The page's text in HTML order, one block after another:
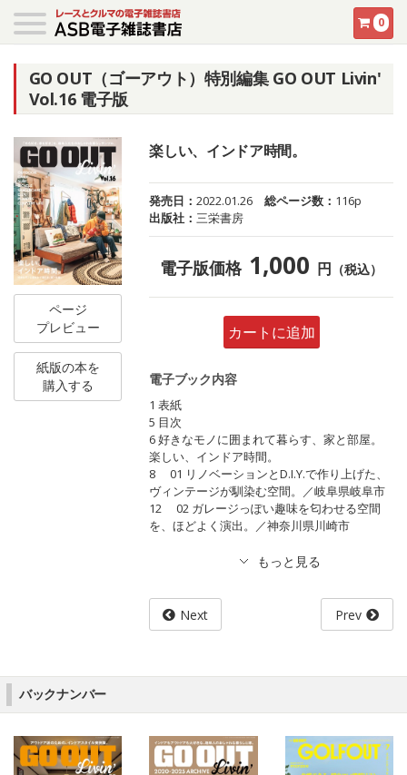
0
GO OUT（ゴーアウト）特別編集 GO OUT Livin'
Vol.16 電子版
ページ
プレビュー
紙版の本を
購入する
楽しい、インドア時間。
発売日：2022.01.26 総ページ数： 116p
出版社：三栄書房
電子版価格 1,000 円 （税込）
カートに追加
電子ブック内容
1 表紙
5 目次
6 好きなモノに囲まれて暮らす、家と部屋。
楽しい、インドア時間。
8 01 リノベーションとD.I.Y.で作り上げた、
ヴィンテージが馴染む空間。／岐阜県岐阜市
12 02 ガレージっぽい趣味を匂わせる空間
を、ほどよく演出。／神奈川県川崎市
Next Prev
バックナンバー